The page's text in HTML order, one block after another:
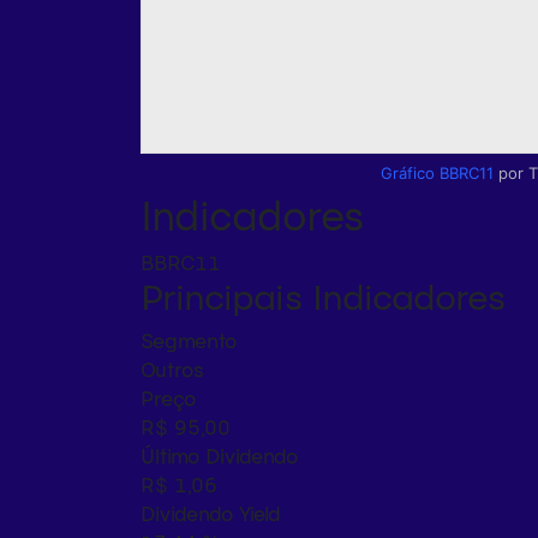
Gráfico BBRC11 por
Indicadores
BBRC11
Principais Indicadores
Segmento
Outros
Preço
R$ 95,00
Último Dividendo
R$ 1,06
Dividendo Yield